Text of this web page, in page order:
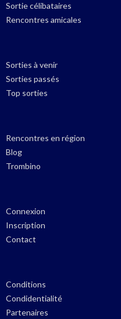
Sortie célibataires
Rencontres amicales
Sorties à venir
Sorties passés
Top sorties
Rencontres en région
Blog
Trombino
Connexion
Inscription
Contact
Conditions
Condidentialité
Partenaires